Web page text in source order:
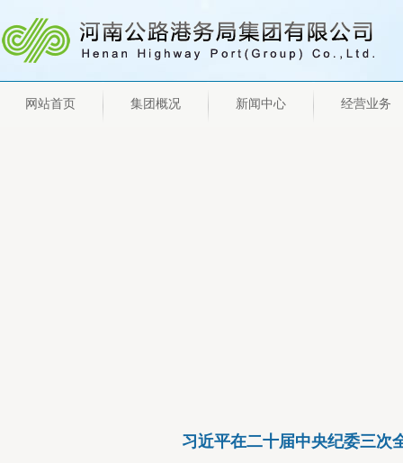
网站首页 集团概况 新闻中心 经营业务
习近平在二十届中央纪委三次